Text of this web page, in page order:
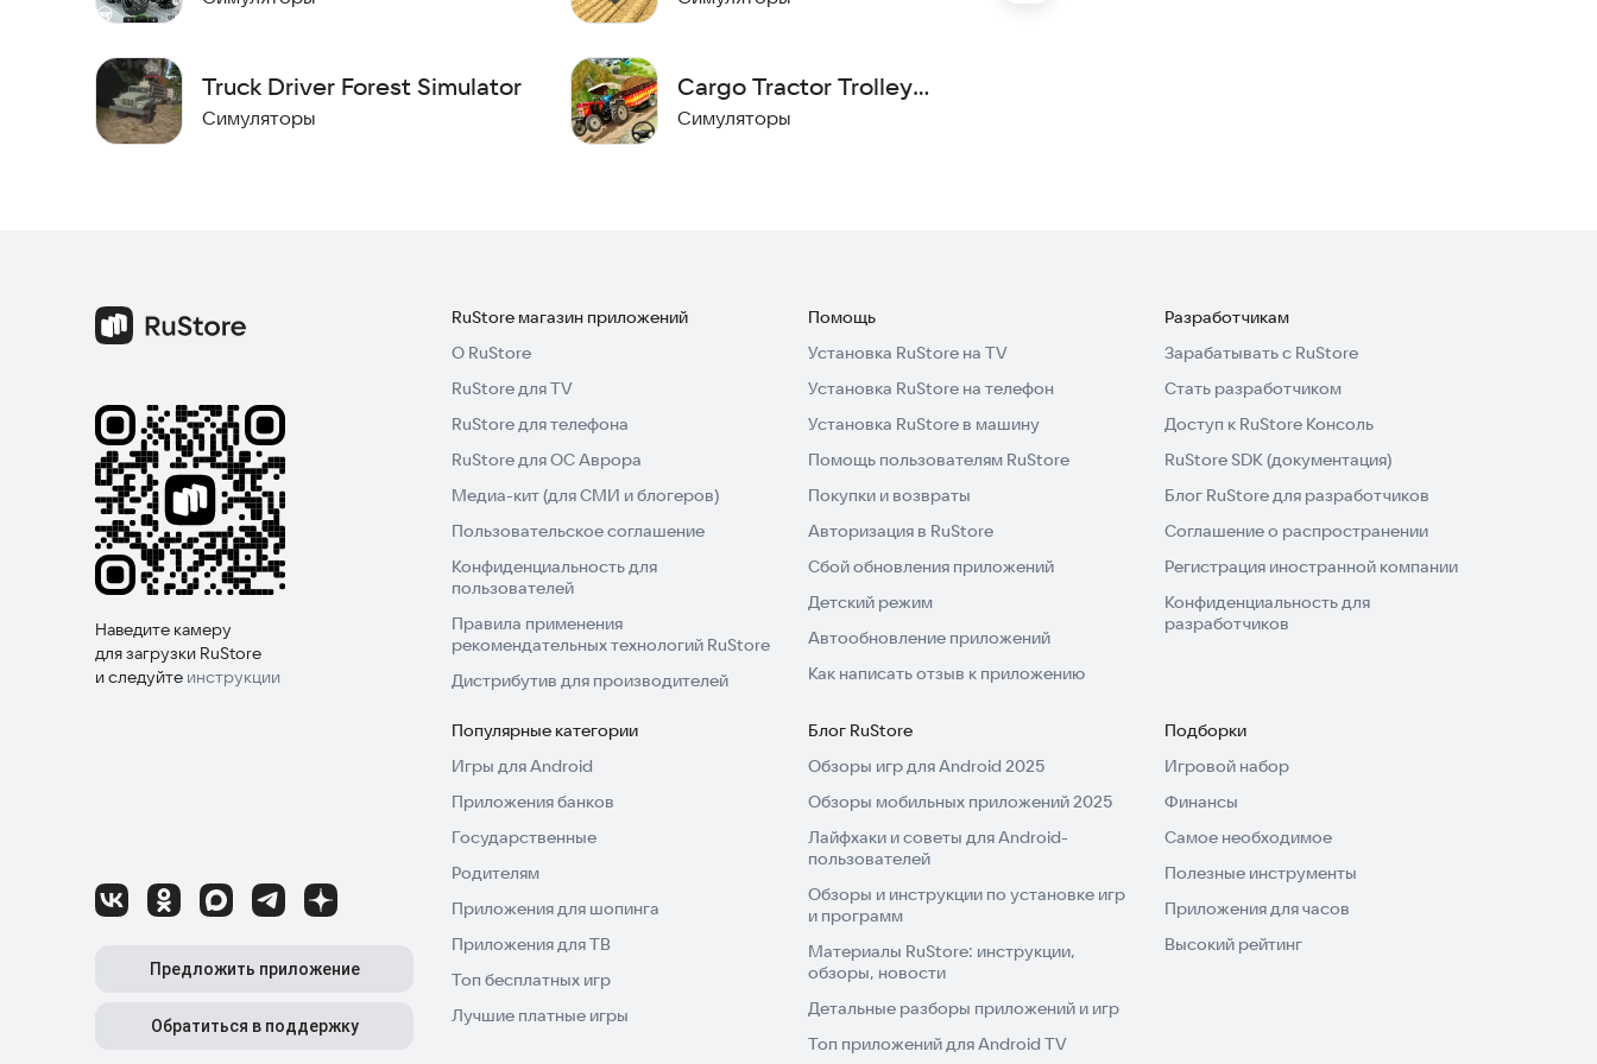
Высококачественная Графика: Потрясающие 3D локации, которые оживляют мир фермы.
Бесплатно: Начните свое сельскохозяйственное приключение прямо сейчас, без затрат!
Готовы почувствовать себя настоящим фермером? Надевайте сапоги и заводите мотор! Скачайте
Farmer Life Simulator сейчас и превратите небольшой участок земли в самую большую ферму в
Truck Driver Forest Simulator
Симуляторы
Cargo Tractor Trolley
Simulator
Симуляторы
Наведите камеру
для загрузки RuStore
и следуйте инструкции
Предложить приложение
Обратиться в поддержку
RuStore магазин приложений
О RuStore
RuStore для TV
RuStore для телефона
RuStore для ОС Аврора
Медиа-кит (для СМИ и блогеров)
Пользовательское соглашение
Конфиденциальность для
пользователей
Правила применения
рекомендательных технологий RuStore
Дистрибутив для производителей
Помощь
Установка RuStore на TV
Установка RuStore на телефон
Установка RuStore в машину
Помощь пользователям RuStore
Покупки и возвраты
Авторизация в RuStore
Сбой обновления приложений
Детский режим
Автообновление приложений
Как написать отзыв к приложению
Разработчикам
Зарабатывать с RuStore
Стать разработчиком
Доступ к RuStore Консоль
RuStore SDK (документация)
Блог RuStore для разработчиков
Соглашение о распространении
Регистрация иностранной компании
Конфиденциальность для
разработчиков
Популярные категории
Игры для Android
Приложения банков
Государственные
Родителям
Приложения для шопинга
Приложения для ТВ
Топ бесплатных игр
Лучшие платные игры
Блог RuStore
Обзоры игр для Android 2025
Обзоры мобильных приложений 2025
Лайфхаки и советы для Android-
пользователей
Обзоры и инструкции по установке игр
и программ
Материалы RuStore: инструкции,
обзоры, новости
Детальные разборы приложений и игр
Топ приложений для Android TV
Подборки
Игровой набор
Финансы
Самое необходимое
Полезные инструменты
Приложения для часов
Высокий рейтинг